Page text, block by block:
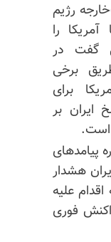
رژیم
را
گفت در
برخی
برای
ایران بر
است.
پیامدهای
هشدار
علیه
فوری